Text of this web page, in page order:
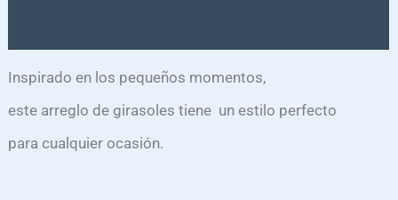
Inspirado en los pequeños momentos,
este arreglo de girasoles tiene un estilo perfecto
para cualquier ocasión.